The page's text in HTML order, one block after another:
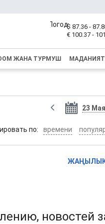
$ 87.36 -
€ 100.37 -
ЖАНА ТУРМУШ МАДАНИЯТ
23
по: времени
новостей